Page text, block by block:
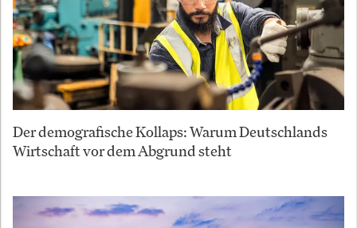
Der demografische Kollaps: Warum Deutschlands
Wirtschaft vor dem Abgrund steht